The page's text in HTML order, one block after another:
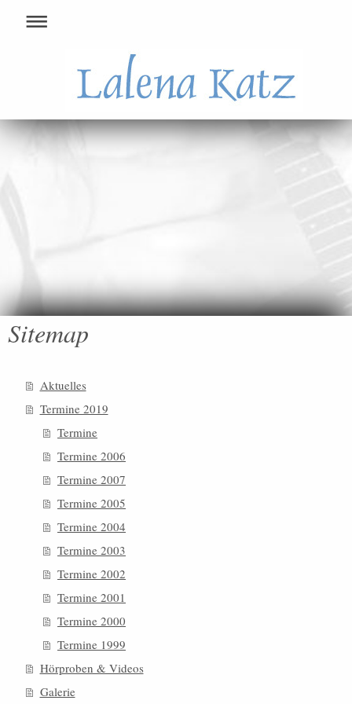
Sitemap
Aktuelles
Termine 2019
Termine
Termine 2006
Termine 2007
Termine 2005
Termine 2004
Termine 2003
Termine 2002
Termine 2001
Termine 2000
Termine 1999
Hörproben & Videos
Galerie